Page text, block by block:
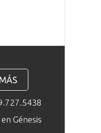
Génesis